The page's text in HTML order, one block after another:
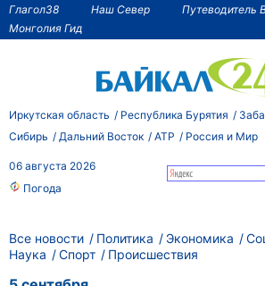
Глагол38 Наш Север
Путеводитель
Монголия Гид
Иркутская область Республика Бурятия
Сибирь
Дальний Восток АТР Россия и Мир
06 августа 2026
Погода
Все новости Политика Экономика
Наука
Спорт Происшествия